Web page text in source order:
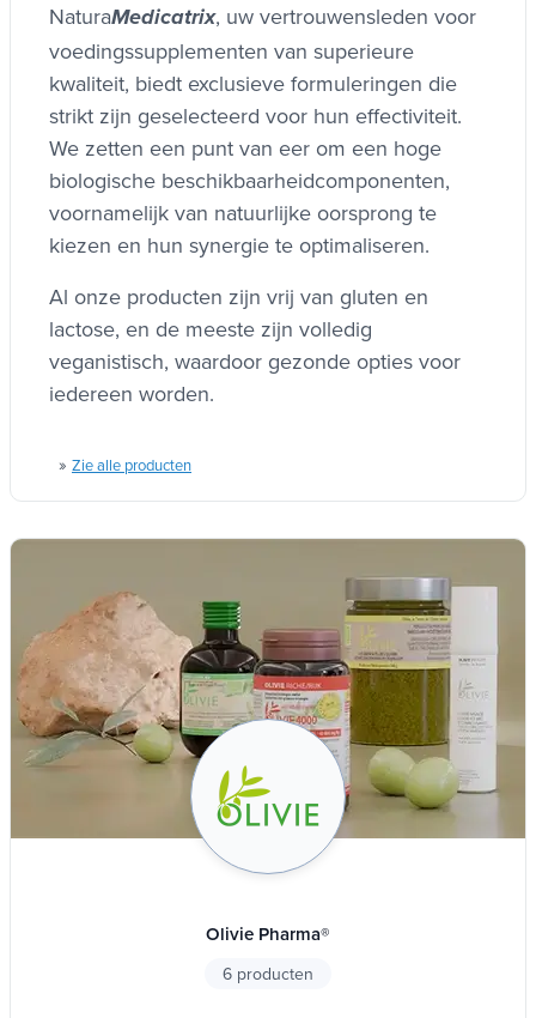
NaturaMedicatrix, uw vertrouwensleden voor
voedingssupplementen van superieure
kwaliteit, biedt exclusieve formuleringen die
strikt zijn geselecteerd voor hun effectiviteit.
We zetten een punt van eer om een hoge
biologische beschikbaarheidcomponenten,
voornamelijk van natuurlijke oorsprong te
kiezen en hun synergie te optimaliseren.
Al onze producten zijn vrij van gluten en
lactose, en de meeste zijn volledig
veganistisch, waardoor gezonde opties voor
iedereen worden.
» Zie alle producten
Olivie Pharma®
6 producten